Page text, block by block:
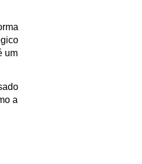
um
a